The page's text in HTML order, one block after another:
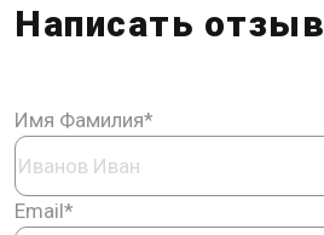
Написать отзыв
Имя Фамилия*
Email*